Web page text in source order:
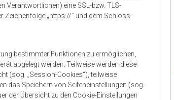
Verantwortlichen) eine SSL-bzw. TLS-
Zeichenfolge „https://“ und dem Schloss-
bestimmter Funktionen zu ermöglichen,
abgelegt werden. Teilweise werden diese
(sog. „Session-Cookies“), teilweise
das Speichern von Seiteneinstellungen (sog.
der Übersicht zu den Cookie-Einstellungen